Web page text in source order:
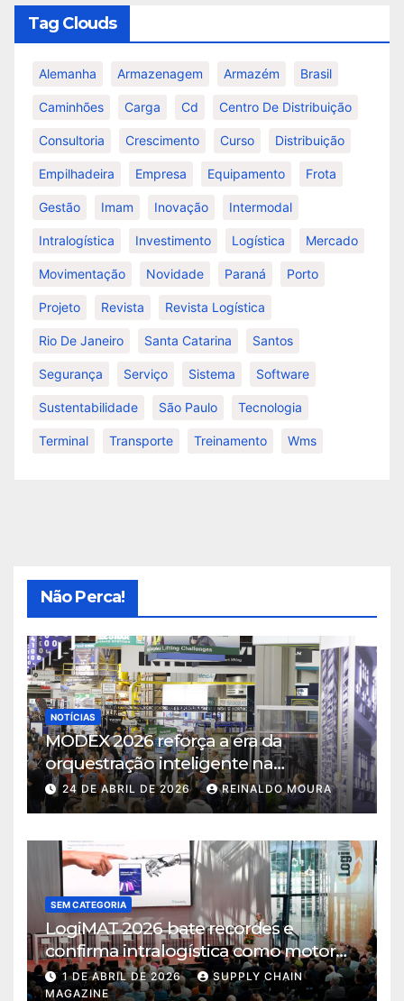
Tag Clouds
Alemanha Armazenagem Armazém Brasil
Caminhões Carga Cd Centro De Distribuição
Consultoria Crescimento Curso Distribuição
Empilhadeira Empresa Equipamento Frota
Gestão Imam Inovação Intermodal
Intralogística Investimento Logística Mercado
Movimentação Novidade Paraná Porto
Projeto Revista Revista Logística
Rio De Janeiro Santa Catarina Santos
Segurança Serviço Sistema Software
Sustentabilidade São Paulo Tecnologia
Terminal Transporte Treinamento Wms
Não Perca!
NOTÍCIAS
MODEX 2026 reforça a era da
orquestração inteligente na
intralogística
24 DE ABRIL DE 2026 REINALDO MOURA
SEM CATEGORIA
LogiMAT 2026 bate recordes e
confirma intralogística como motor
de decisão em tempos de incerteza
1 DE ABRIL DE 2026
SUPPLY CHAIN
MAGAZINE